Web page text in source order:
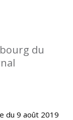
du
du 9 août 2019